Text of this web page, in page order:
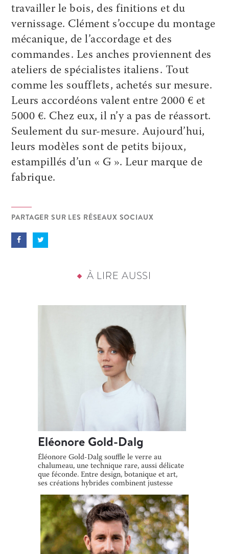
travailler le bois, des finitions et du
vernissage. Clément s’occupe du montage
mécanique, de l’accordage et des
commandes. Les anches proviennent des
ateliers de spécialistes italiens. Tout
comme les soufflets, achetés sur mesure.
Leurs accordéons valent entre 2000 € et
5000 €. Chez eux, il n’y a pas de réassort.
Seulement du sur-mesure. Aujourd’hui,
leurs modèles sont de petits bijoux,
estampillés d’un « G ». Leur marque de
fabrique.
PARTAGER SUR LES RÉSEAUX SOCIAUX
À LIRE AUSSI
Eléonore Gold-Dalg
Éléonore Gold-Dalg souffle le verre au
chalumeau, une technique rare, aussi délicate
que féconde. Entre design, botanique et art,
ses créations hybrides combinent justesse